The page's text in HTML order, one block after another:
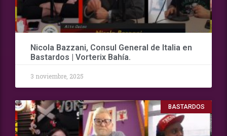
Nicola Bazzani, Consul General de Italia en
Bastardos | Vorterix Bahía.
3 noviembre, 2025
BASTARDOS